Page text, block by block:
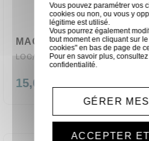
MACHINE A FUMEE DMX
LOC/Z1000II
15,00 €
Vous pouvez paramétrer vos
cookies ou non, ou vous y
légitime est utilisé.
Vous pourrez également
tout moment en cliquant sur
cookies" en bas de page de
Pour en savoir plus,
confidentialité
GÉRER
ACCEPTER